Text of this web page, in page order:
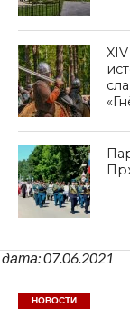
дата: 07.06.2021
НОВОСТИ